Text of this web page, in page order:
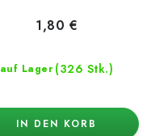
auf Lager (326 Stk.)
1,80 €
IN DEN KORB